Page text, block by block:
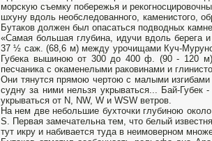
морскую съемку побережья и
шхуну вдоль необследованного, каменистого,
Бутаков должен был опасаться подводных
«Самая большая глубина, идучи вдоль берега
37 ½ саж. (68,6 м) между урочищами Куч-
Губека вышиною от 300 до 400 ф. (90 - 120 м),
песчаника с окаменелыми раковинами и
Они тянутся прямою чертою с малыми
судну за ними нельзя укрываться... Бай-
укрываться от N, NW, W и WSW ветров.
На нем две небольшие бухточки глубиною
S. Первая замечательна тем, что белый
тут икру и набивается туда в неимоверном